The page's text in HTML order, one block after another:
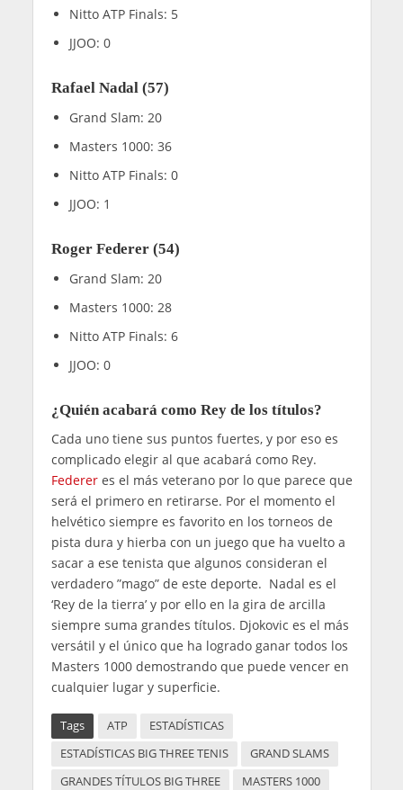
Nitto ATP Finals: 5
JJOO: 0
Rafael Nadal (57)
Grand Slam: 20
Masters 1000: 36
Nitto ATP Finals: 0
JJOO: 1
Roger Federer (54)
Grand Slam: 20
Masters 1000: 28
Nitto ATP Finals: 6
JJOO: 0
¿Quién acabará como Rey de los títulos?
Cada uno tiene sus puntos fuertes, y por eso es
complicado elegir al que acabará como Rey.
Federeres el más veterano por lo que parece que
será el primero en retirarse. Por el momento el
helvético siempre es favorito en los torneos de
pista dura y hierba con un juego que ha vuelto a
sacar a ese tenista que algunos consideran el
verdadero ”mago” de este deporte. Nadal es el
‘Rey de la tierra’ y por ello en la gira de arcilla
siempre suma grandes títulos. Djokovic es el más
versátil y el único que ha logrado ganar todos los
Masters 1000 demostrando que puede vencer en
cualquier lugar y superficie.
Tags ATP
ESTADÍSTICAS
ESTADÍSTICAS BIG THREE TENIS
GRAND SLAMS
GRANDES TÍTULOS BIG THREE
MASTERS 1000